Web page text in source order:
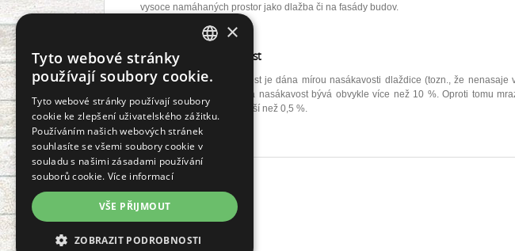
vysoce namáhaných prostor jako dlažba či na fasády budov.
Mrazuvzdornost
Mrazuvzdornost je dána mírou nasákavosti dlaždice (tozn., že
požadována a nasákavost bývá obvykle více než 10 %. Oproti tomu
dlaždice s nasákavostí nižší než 0,5 %.
O nás
Kontakty
Koupelnová studia
GERMAN
FRENCH
×
Tyto webové stránky
používají soubory cookie.
Tyto webové stránky používají soubory
cookie ke zlepšení uživatelského zážitku.
Používáním našich webových stránek
souhlasíte se všemi soubory cookie v
souladu s našimi zásadami používání
souborů cookie. Více informací
VŠE PŘIJMOUT
ZOBRAZIT PODROBNOSTI